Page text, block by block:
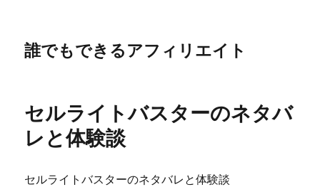
誰でもできるアフィリエイト
セルライトバスターのネタバ
レと体験談
セルライトバスターのネタバレと体験談